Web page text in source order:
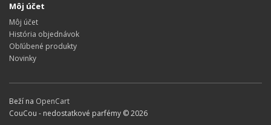
Môj účet
Môj účet
História objednávok
Obľúbené produkty
Novinky
Beží na OpenCart
CouCou - nedostatkové parfémy © 2026